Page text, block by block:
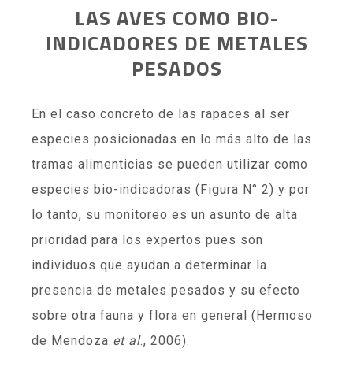
LAS AVES COMO BIO-
INDICADORES DE METALES
PESADOS
En el caso concreto de las rapaces al ser
especies posicionadas en lo más alto de las
tramas alimenticias se pueden utilizar como
especies bio-indicadoras (Figura N° 2) y por
lo tanto, su monitoreo es un asunto de alta
prioridad para los expertos pues son
individuos que ayudan a determinar la
presencia de metales pesados y su efecto
sobre otra fauna y flora en general (Hermoso
de Mendoza et al., 2006).